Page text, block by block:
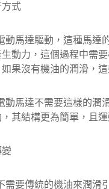
方式
動馬達驅動，這種馬達
動力，這個過程中需
果沒有機油的潤滑，
動馬達不需要這樣的潤
其結構更為簡單，且
需要傳統的機油來潤滑